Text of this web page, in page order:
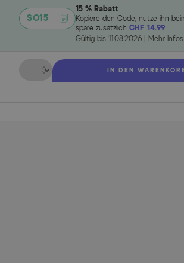
SO15
15 % Rabatt
Kopiere den Code, nutze ihn
spare zusätzlich CHF 14.99
Gültig bis 11.08.2026 Mehr Infos
Menge
IN DEN